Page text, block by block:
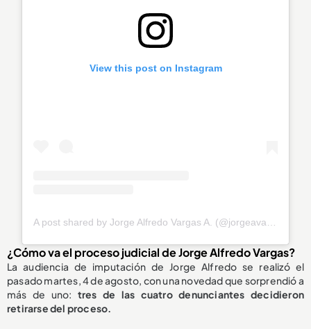
View this post on Instagram
¿Cómo va el proceso judicial de Jorge Alfredo Vargas?
La audiencia de imputación de Jorge Alfredo se realizó el
pasado martes, 4 de agosto, con una novedad que sorprendió a
más de uno: tres de las cuatro denunciantes decidieron
retirarse del proceso.